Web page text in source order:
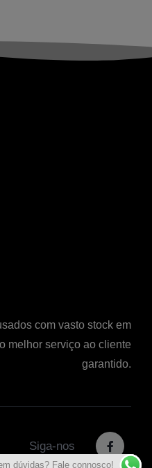
com vasto stock em
melhor serviço ao cliente
garantido.
Siga-nos
dúvidas? Fale connosco!